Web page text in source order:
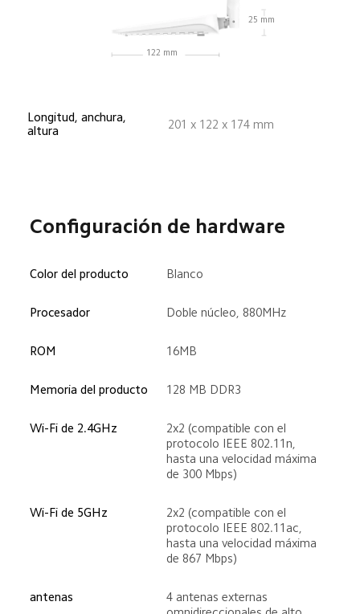
122 mm
25 mm
Longitud, anchura,
altura
201 x 122 x 174 mm
Configuración de hardware
Color del producto Blanco
Procesador Doble núcleo, 880MHz
ROM 16MB
Memoria del producto 128 MB DDR3
Wi-Fi de 2.4GHz
2x2 (compatible con el
protocolo IEEE 802.11n,
hasta una velocidad máxima
de 300 Mbps)
Wi-Fi de 5GHz
2x2 (compatible con el
protocolo IEEE 802.11ac,
hasta una velocidad máxima
de 867 Mbps)
antenas
4 antenas externas